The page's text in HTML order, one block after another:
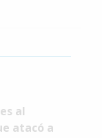
al
atacó a